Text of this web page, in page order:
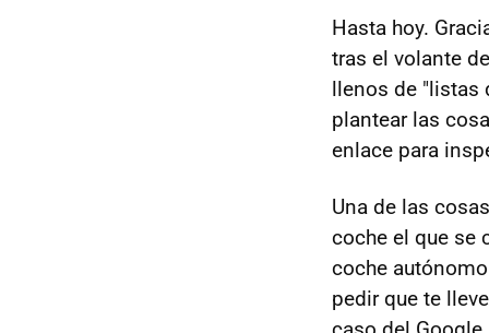
Hasta hoy.
tras el volante
llenos de "listas
plantear las
enlace para
Una de las
coche el que se
coche
pedir que te